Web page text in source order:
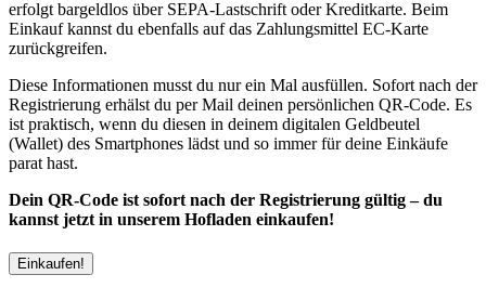
erfolgt bargeldlos über SEPA-Lastschrift oder Kreditkarte. Beim
Einkauf kannst du ebenfalls auf das Zahlungsmittel EC-Karte
zurückgreifen.
Diese Informationen musst du nur ein Mal ausfüllen. Sofort nach der
Registrierung erhälst du per Mail deinen persönlichen QR-Code. Es
ist praktisch, wenn du diesen in deinem digitalen Geldbeutel
(Wallet) des Smartphones lädst und so immer für deine Einkäufe
parat hast.
Dein QR-Code ist sofort nach der Registrierung gültig – du
kannst jetzt in unserem Hofladen einkaufen!
Einkaufen!